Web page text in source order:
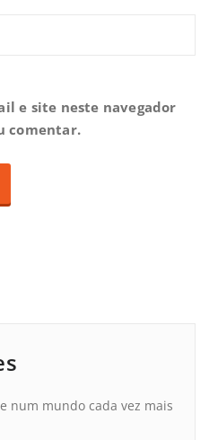
e site neste navegador
comentar.
num mundo cada vez mais